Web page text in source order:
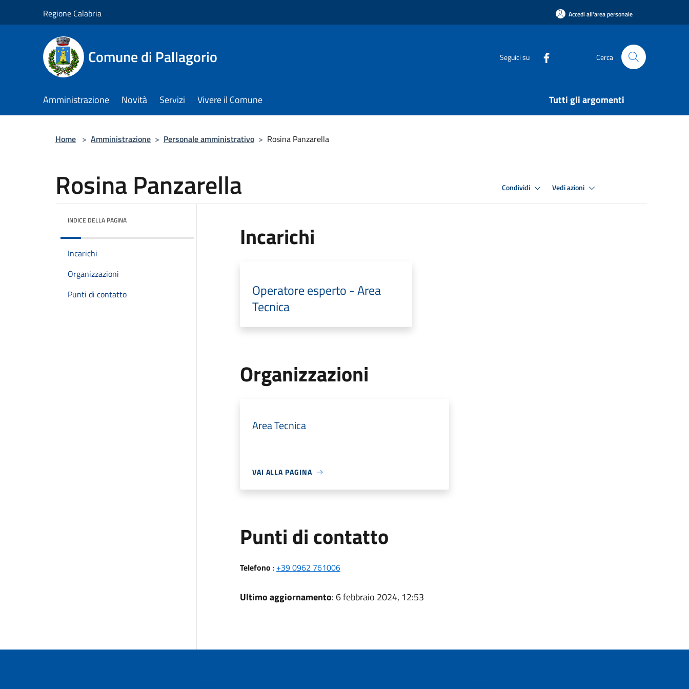
Regione Calabria Accedi all'area personale
Comune di Pallagorio Seguici su Cerca
Amministrazione Novità Servizi Vivere il Comune Tutti gli argomenti
Home > Amministrazione > Personale amministrativo > Rosina Panzarella
Rosina Panzarella Condividi Vedi azioni
INDICE DELLA PAGINA
Incarichi
Organizzazioni
Punti di contatto
Incarichi
Operatore esperto - Area
Tecnica
Organizzazioni
Area Tecnica
VAI ALLA PAGINA
Punti di contatto
Telefono : +39 0962 761006
Ultimo aggiornamento: 6 febbraio 2024, 12:53